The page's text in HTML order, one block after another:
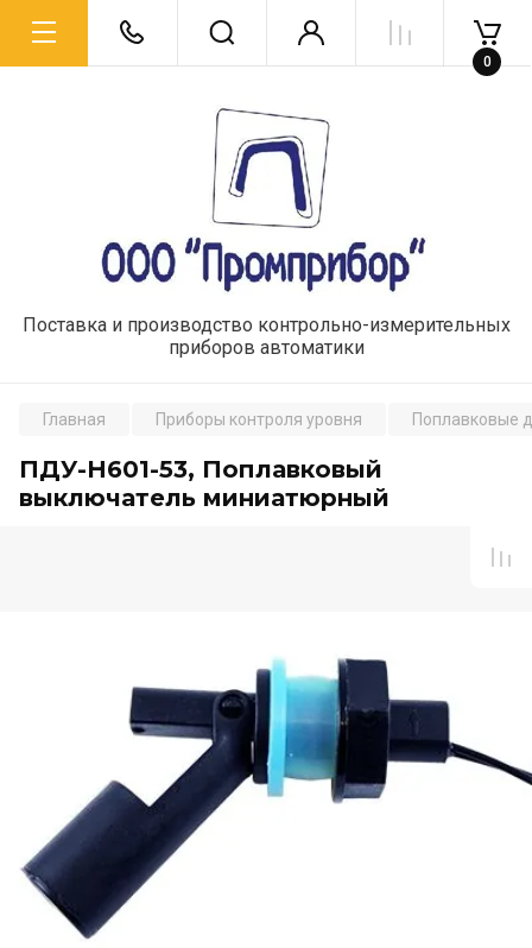
Поставка и производство контрольно-измерительных
приборов автоматики
0
Главная Приборы контроля уровня Поплавковые
ПДУ-Н601-53, Поплавковый
выключатель миниатюрный